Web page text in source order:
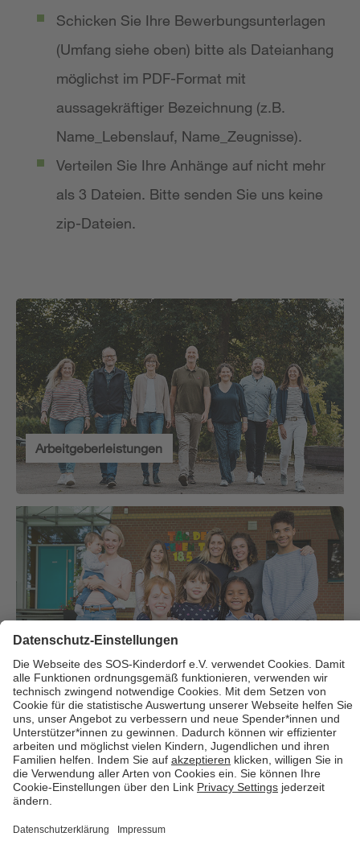
Schicken Sie Ihre Bewerbungsunterlagen
(Umfang siehe oben) bitte als Dateianhang
möglichst im PDF-Format mit
aussagekräftiger Bezeichnung (z.B.
Name_Lebenslauf, Name_Zeugnisse).
Verteilen Sie Ihre Anhänge auf nicht mehr
als 3 Dateien. Bitte senden Sie uns keine
zip-Dateien.
Arbeitgeberleistungen